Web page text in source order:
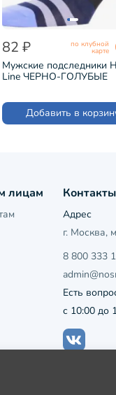
82 ₽ по клубной
карте
Мужские подследники
Line ЧЕРНО-ГОЛУБЫЕ
Добавить в
лицам Контакты
Адрес
г. Москва,
8 800 333
Есть
с 10:00 до